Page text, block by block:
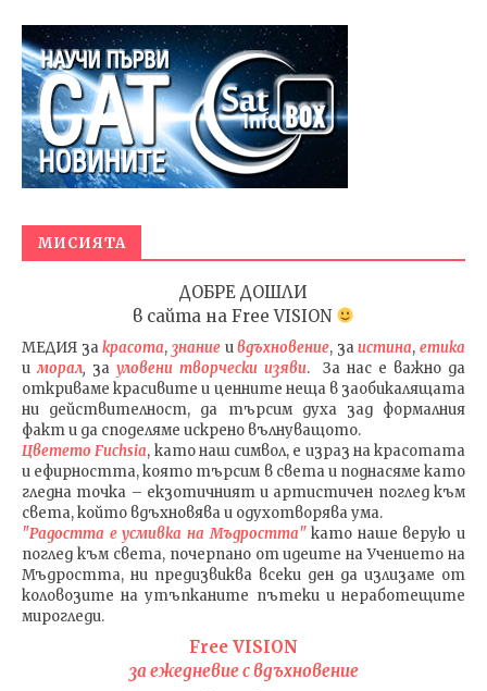
МИСИЯТА
ДОБРЕ ДОШЛИ
в сайта на Free VISION
МЕДИЯ закрасота, знаниеивдъхновение, заистина, етика
иморал, за уловени творчески изяви. За нас е важно да
откриваме красивите и ценните неща в заобикалящата
ни действителност, да търсим духа зад формалния
факт и да споделяме искрено вълнуващото.
Цветето Fuchsia, като наш символ, е израз на красотата
и ефирността, която търсим в света и поднасяме като
гледна точка – екзотичният и артистичен поглед към
света, който вдъхновява и одухотворява ума.
"Радостта е усмивка на Мъдростта"като наше верую и
поглед към света, почерпано от идеите на Учението на
Мъдростта, ни предизвиква всеки ден да излизаме от
коловозите на утъпканите пътеки и неработещите
мирогледи.
Free VISION
за ежедневие с вдъхновение